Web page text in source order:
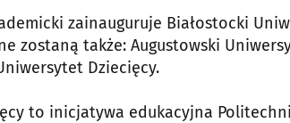
zainauguruje Białostocki
zostaną także: Augustowski
Dziecięcy.
to inicjatywa edukacyjna